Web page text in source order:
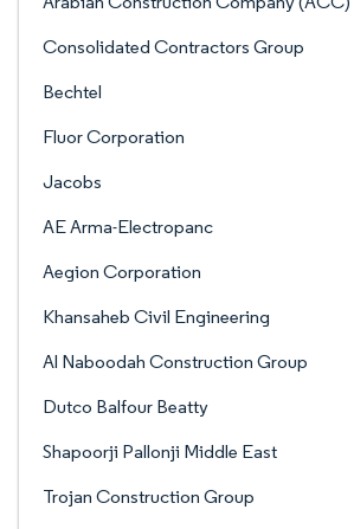
Consolidated Contractors Group
Bechtel
Fluor Corporation
Jacobs
AE Arma-Electropanc
Aegion Corporation
Khansaheb Civil Engineering
Al Naboodah Construction Group
Dutco Balfour Beatty
Shapoorji Pallonji Middle East
Trojan Construction Group